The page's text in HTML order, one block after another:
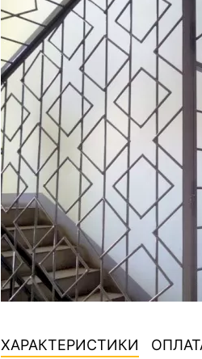
ХАРАКТЕРИСТИКИ